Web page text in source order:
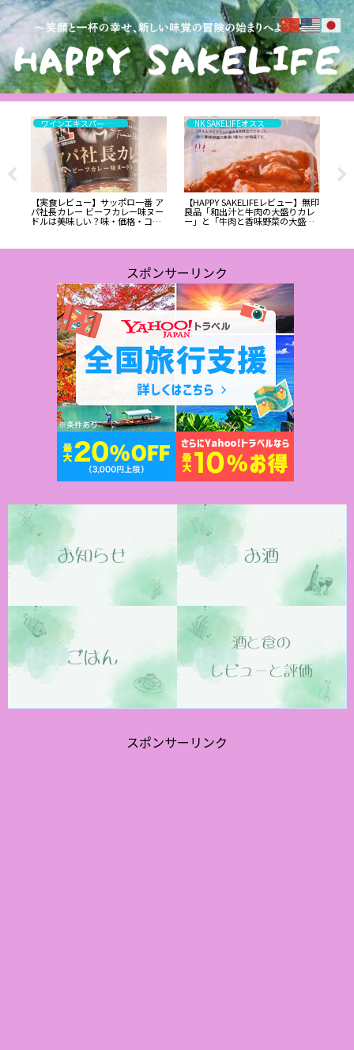
ワインエキスパート・料理人の試食と試飲のレポート
【実食レビュー】サッポロ一番 ア
パ社長カレー ビーフカレー味ヌー
ドルは美味しい？味・価格・コス
NK SAKELIFEオススメ！高評価はこちら
【HAPPY SAKELIFEレビュー】無印
良品「和出汁と牛肉の大盛りカレ
ー」と「牛肉と香味野菜の大盛り
ワインエキスパート・料理人の試
スポンサーリンク
スポンサーリンク